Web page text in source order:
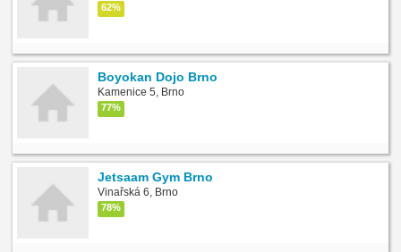
62%
Boyokan Dojo Brno
Kamenice 5, Brno
77%
Jetsaam Gym Brno
Vinařská 6, Brno
78%